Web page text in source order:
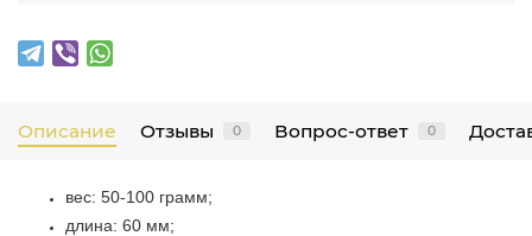
Описание Отзывы 0 Вопрос-ответ 0
вес: 50-100 грамм;
длина: 60 мм;